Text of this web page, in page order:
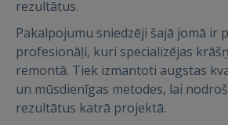
rezultātus.
Pakalpojumu sniedzēji šajā jomā ir
profesionāļi, kuri specializējas
remontā. Tiek izmantoti augstas
un mūsdienīgas metodes, lai
rezultātus katrā projektā.